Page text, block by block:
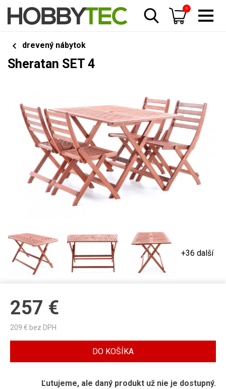
0
drevený nábytok
Sheratan SET 4
+36 další
257 €
209 € bez DPH
DO KOŠÍKA
Ľutujeme, ale daný produkt už nie je dostupný.